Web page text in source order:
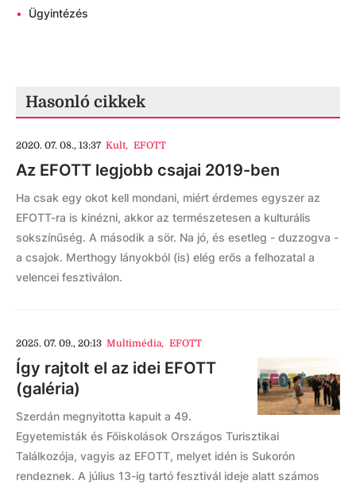
• Ügyintézés
Hasonló cikkek
2020. 07. 08., 13:37 Kult, EFOTT
Az EFOTT legjobb csajai 2019-ben
Ha csak egy okot kell mondani, miért érdemes egyszer az
EFOTT-ra is kinézni, akkor az természetesen a kulturális
sokszínűség. A második a sör. Na jó, és esetleg - duzzogva -
a csajok. Merthogy lányokból (is) elég erős a felhozatal a
velencei fesztiválon.
2025. 07. 09., 20:13 Multimédia, EFOTT
Így rajtolt el az idei EFOTT
(galéria)
Szerdán megnyitotta kapuit a 49.
Egyetemisták és Főiskolások Országos Turisztikai
Találkozója, vagyis az EFOTT, melyet idén is Sukorón
rendeznek. A július 13-ig tartó fesztivál ideje alatt számos